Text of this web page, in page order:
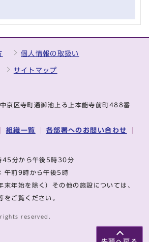
個人情報の取扱い
サイトマップ
区寺町通御池上る上本能寺前町488番
組織一覧 各部署へのお問い合わせ
45分から午後5時30分
午前9時から午後5時
末年始を除く）その他の施設については、
をご覧ください。
reserved.